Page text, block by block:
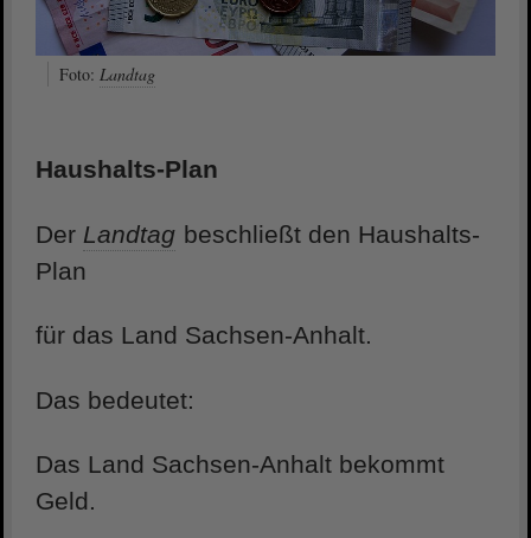
Foto: Landtag
Haushalts-Plan
Der Landtag beschließt den Haushalts-
Plan
für das Land Sachsen-Anhalt.
Das bedeutet:
Das Land Sachsen-Anhalt bekommt
Geld.